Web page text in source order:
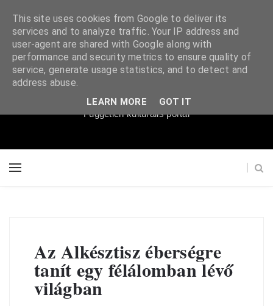
Súgópéldány
Független kulturális portál
Az Alkésztisz éberségre
tanít egy félálomban lévő
világban
This site uses cookies from Google to deliver its
services and to analyze traffic. Your IP address and
user-agent are shared with Google along with
performance and security metrics to ensure quality of
service, generate usage statistics, and to detect and
address abuse.
LEARN MORE GOT IT